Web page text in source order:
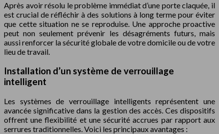
Après avoir résolu le problème immédiat d’une porte claquée, il
est crucial de réfléchir à des solutions à long terme pour éviter
que cette situation ne se reproduise. Une approche proactive
peut non seulement prévenir les désagréments futurs, mais
aussi renforcer la sécurité globale de votre domicile ou de votre
lieu de travail.
Installation d’un système de verrouillage
intelligent
Les systèmes de verrouillage intelligents représentent une
avancée significative dans la gestion des accès. Ces dispositifs
offrent une flexibilité et une sécurité accrues par rapport aux
serrures traditionnelles. Voici les principaux avantages :